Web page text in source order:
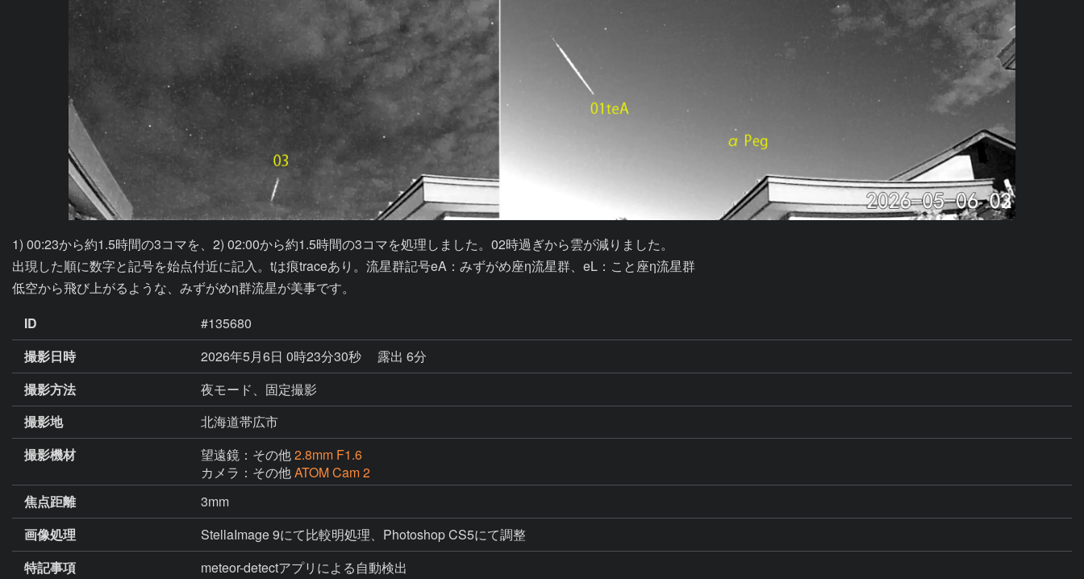
1) 00:23から約1.5時間の3コマを、2) 02:00から約1.5時間の3コマを処理しました。02時過ぎから雲が減りました。
出現した順に数字と記号を始点付近に記入。tは痕traceあり。流星群記号eA：みずがめ座η流星群、eL：こと座η流星群
ID
#135680
撮影日時
2026年5月6日 0時23分30秒
露出 6分
撮影方法
夜モード、固定撮影
撮影地
北海道帯広市
撮影機材
望遠鏡：その他2.8mm F1.6
カメラ：その他ATOM Cam 2
焦点距離
3mm
画像処理
StellaImage 9にて比較明処理、Photoshop CS5にて調整
特記事項
meteor-detectアプリによる自動検出